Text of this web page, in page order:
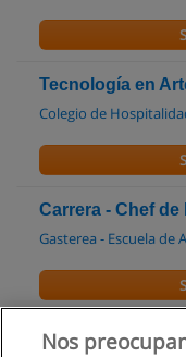
Tecnología en
Colegio de
Carrera - Chef
Gasterea - Escuela de
Carrera - Chef
Nos